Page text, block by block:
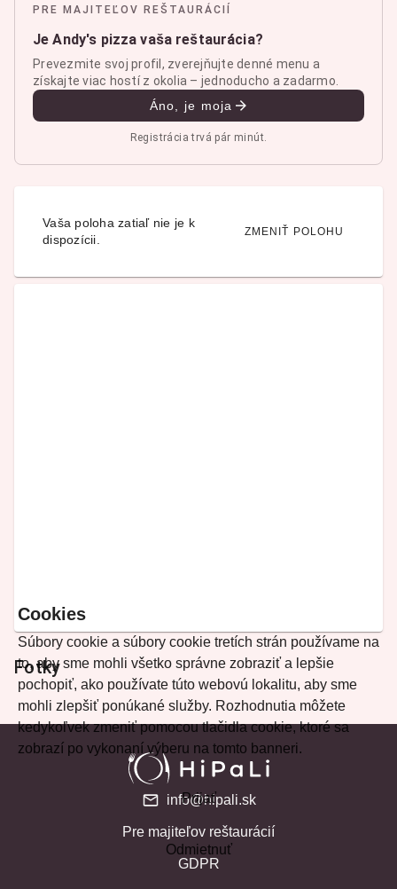
PRE MAJITEĽOV REŠTAURÁCIÍ
Je Andy's pizza vaša reštaurácia?
Prevezmite svoj profil, zverejňujte denné menu a
získajte viac hostí z okolia – jednoducho a zadarmo.
Áno, je moja
Registrácia trvá pár minút.
Vaša poloha zatiaľ nie je k
dispozícii.
ZMENIŤ POLOHU
Fotky
Cookies
Súbory cookie a súbory cookie tretích strán používame na
to, aby sme mohli všetko správne zobraziť a lepšie
pochopiť, ako používate túto webovú lokalitu, aby sme
mohli zlepšiť ponúkané služby. Rozhodnutia môžete
kedykoľvek zmeniť pomocou tlačidla cookie, ktoré sa
zobrazí po vykonaní výberu na tomto banneri.
Prijať
Odmietnuť
info@hipali.sk
Pre majiteľov reštaurácií
GDPR